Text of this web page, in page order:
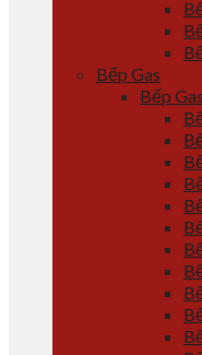
Bếp Gas
Bếp